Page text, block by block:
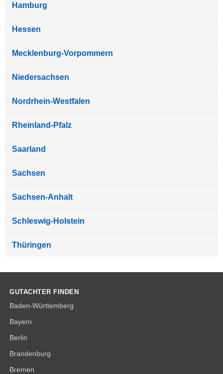
Hamburg
Hessen
Mecklenburg-Vorpommern
Niedersachsen
Nordrhein-Westfalen
Rheinland-Pfalz
Saarland
Sachsen
Sachsen-Anhalt
Schleswig-Holstein
Thüringen
GUTACHTER FINDEN
Baden-Württemberg
Bayern
Berlin
Brandenburg
Bremen